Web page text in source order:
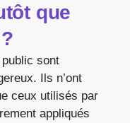
que
sont
Ils n’ont
ceux utilisés par
appliqués